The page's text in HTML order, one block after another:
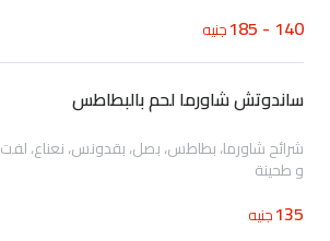
140 - 185 جنيه
ساندوتش شاورما لحم بالبطاطس
شرائح شاورما، بطاطس، بصل، بقدونس، نعناع، لفت
و طحينة
135جنيه